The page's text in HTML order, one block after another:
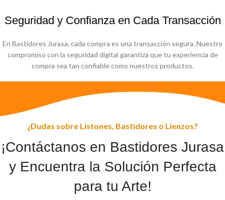
Seguridad y Confianza en Cada Transacción
En Bastidores Jurasa, cada compra es una transacción segura. Nuestro
compromiso con la seguridad digital garantiza que tu experiencia de
compra sea tan confiable como nuestros productos.
¿Dudas sobre Listones, Bastidores o Lienzos?
¡Contáctanos en Bastidores Jurasa
y Encuentra la Solución Perfecta
para tu Arte!